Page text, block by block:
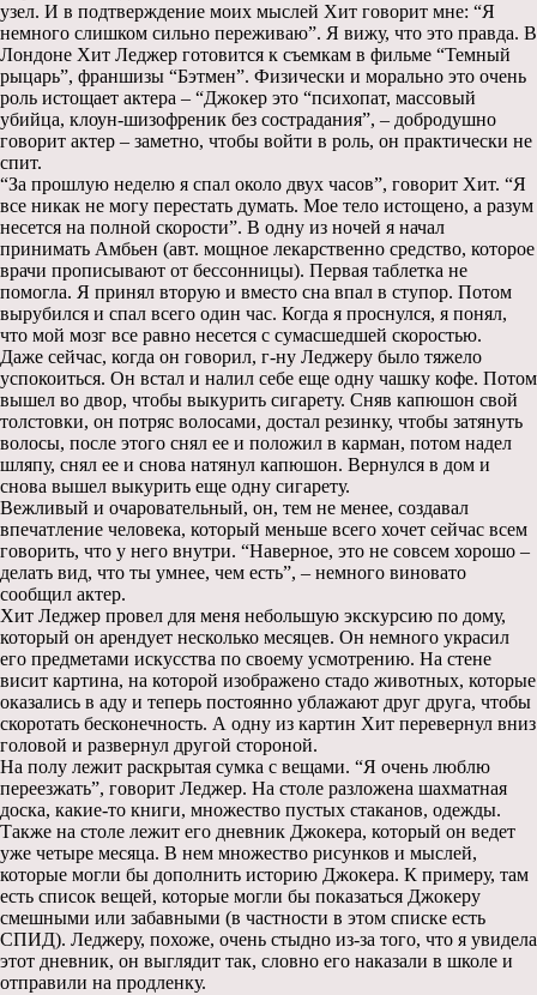
узел. И в подтверждение моих мыслей Хит говорит мне: “Я
немного слишком сильно переживаю”. Я вижу, что это правда. В
Лондоне Хит Леджер готовится к съемкам в фильме “Темный
рыцарь”, франшизы “Бэтмен”. Физически и морально это очень
роль истощает актера – “Джокер это “психопат, массовый
убийца, клоун-шизофреник без сострадания”, – добродушно
говорит актер – заметно, чтобы войти в роль, он практически не
спит.
“За прошлую неделю я спал около двух часов”, говорит Хит. “Я
все никак не могу перестать думать. Мое тело истощено, а разум
несется на полной скорости”. В одну из ночей я начал
принимать Амбьен (авт. мощное лекарственно средство, которое
врачи прописывают от бессонницы). Первая таблетка не
помогла. Я принял вторую и вместо сна впал в ступор. Потом
вырубился и спал всего один час. Когда я проснулся, я понял,
что мой мозг все равно несется с сумасшедшей скоростью.
Даже сейчас, когда он говорил, г-ну Леджеру было тяжело
успокоиться. Он встал и налил себе еще одну чашку кофе. Потом
вышел во двор, чтобы выкурить сигарету. Сняв капюшон свой
толстовки, он потряс волосами, достал резинку, чтобы затянуть
волосы, после этого снял ее и положил в карман, потом надел
шляпу, снял ее и снова натянул капюшон. Вернулся в дом и
снова вышел выкурить еще одну сигарету.
Вежливый и очаровательный, он, тем не менее, создавал
впечатление человека, который меньше всего хочет сейчас всем
говорить, что у него внутри. “Наверное, это не совсем хорошо –
делать вид, что ты умнее, чем есть”, – немного виновато
сообщил актер.
Хит Леджер провел для меня небольшую экскурсию по дому,
который он арендует несколько месяцев. Он немного украсил
его предметами искусства по своему усмотрению. На стене
висит картина, на которой изображено стадо животных, которые
оказались в аду и теперь постоянно ублажают друг друга, чтобы
скоротать бесконечность. А одну из картин Хит перевернул вниз
головой и развернул другой стороной.
На полу лежит раскрытая сумка с вещами. “Я очень люблю
переезжать”, говорит Леджер. На столе разложена шахматная
доска, какие-то книги, множество пустых стаканов, одежды.
Также на столе лежит его дневник Джокера, который он ведет
уже четыре месяца. В нем множество рисунков и мыслей,
которые могли бы дополнить историю Джокера. К примеру, там
есть список вещей, которые могли бы показаться Джокеру
смешными или забавными (в частности в этом списке есть
СПИД). Леджеру, похоже, очень стыдно из-за того, что я увидела
этот дневник, он выглядит так, словно его наказали в школе и
отправили на продленку.